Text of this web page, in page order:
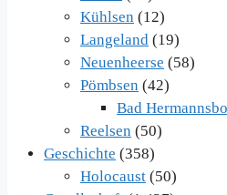
Kühlsen (12)
Langeland (19)
Neuenheerse (58)
Pömbsen (42)
Bad
Reelsen (50)
Geschichte (358)
Holocaust (50)